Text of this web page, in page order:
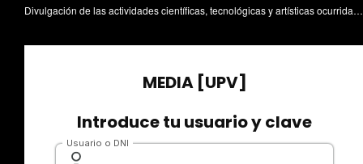
Divulgación de las actividades científicas, tecnológicas y artísticas ocurridas en los tres campus de la UPV